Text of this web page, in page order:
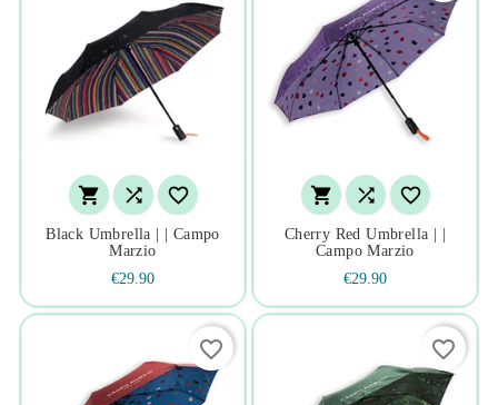
  
Black Umbrella | | Campo
Marzio
€29.90
  
Cherry Red Umbrella | |
Campo Marzio
€29.90
favorite_border favorite_border